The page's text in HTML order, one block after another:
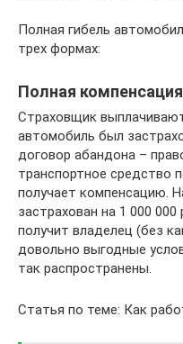
Полная гибель
трех формах:
Полная компенсация
Страховщик
автомобиль был
договор абандона –
транспортное средство
получает компенсацию.
застрахован на 1 000
получит владелец (без
довольно выгодные
так распространены.
Статья по теме: Как